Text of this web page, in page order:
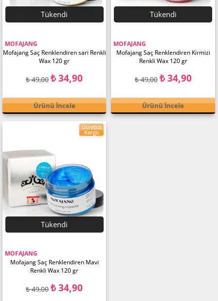
Tükendi
MOFAJANG
Mofajang Saç Renklendiren sari Renkli
Wax 120 gr
₺ 34,90
₺ 49,00
Ürünü İncele
Tükendi
MOFAJANG
Mofajang Saç Renklendiren Kirmizi
Renkli Wax 120 gr
₺ 34,90
₺ 49,00
Ürünü İncele
Tükendi
MOFAJANG
Mofajang Saç Renklendiren Mavi
Renkli Wax 120 gr
₺ 34,90
₺ 49,00
Ücretsiz
Kargo